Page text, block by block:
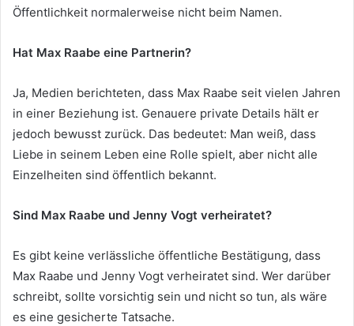
Öffentlichkeit normalerweise nicht beim Namen.
Hat Max Raabe eine Partnerin?
Ja, Medien berichteten, dass Max Raabe seit vielen Jahren
in einer Beziehung ist. Genauere private Details hält er
jedoch bewusst zurück. Das bedeutet: Man weiß, dass
Liebe in seinem Leben eine Rolle spielt, aber nicht alle
Einzelheiten sind öffentlich bekannt.
Sind Max Raabe und Jenny Vogt verheiratet?
Es gibt keine verlässliche öffentliche Bestätigung, dass
Max Raabe und Jenny Vogt verheiratet sind. Wer darüber
schreibt, sollte vorsichtig sein und nicht so tun, als wäre
es eine gesicherte Tatsache.